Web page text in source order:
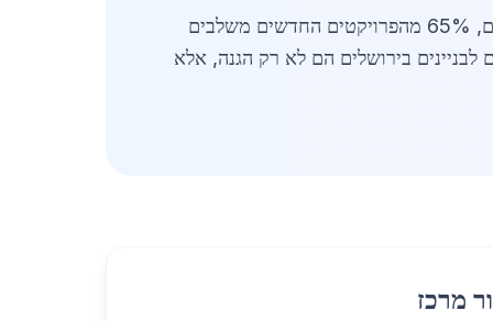
השקעה בסורגים איכותיים חוסכת עלויות ארוכות טווח: עלות תחזוקה שנתית 200-500 ש"ח לדירה. בירושלים, 65% מהפרויקטים החדשים משלבים
תומכים בכלכלה המקומית ומספקים התקנה תוך 48 שעות. סורגים לבניינים בירושלים הם לא רק הגנה, אלא
מרכז